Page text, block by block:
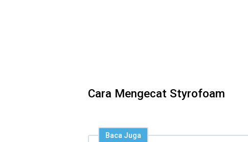
Cara Mengecat Styrofoam
Baca Juga